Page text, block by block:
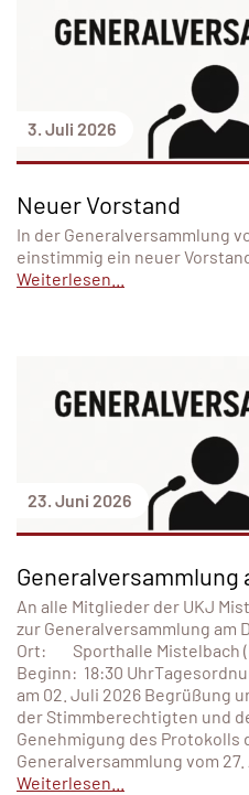
3. Juli 2026
Neuer Vorstand
In der Generalversammlung
einstimmig ein neuer
Weiterlesen...
23. Juni 2026
Generalversammlung
An alle Mitglieder der UKJ
zur Generalversammlung am
Ort: Sporthalle Mistelbach
Beginn: 18:30
am 02. Juli 2026 Begrüßung
der Stimmberechtigten und
Genehmigung des Protokolls
Generalversammlung vom
Weiterlesen...